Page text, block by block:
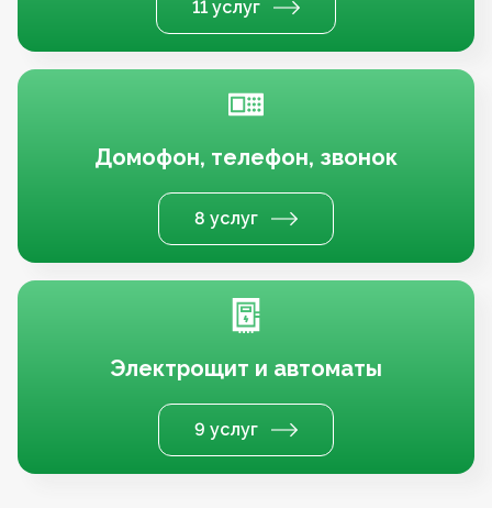
11 услуг
Домофон, телефон, звонок
8 услуг
Электрощит и автоматы
9 услуг